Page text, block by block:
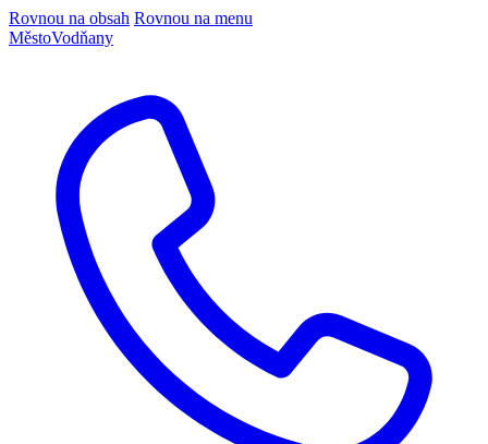
Rovnou na obsah Rovnou na menu
MěstoVodňany